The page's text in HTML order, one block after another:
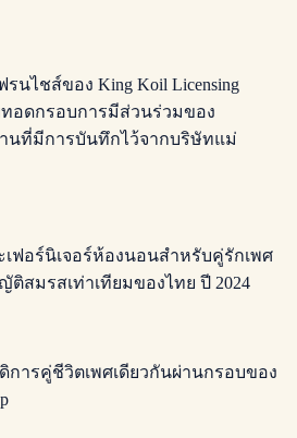
รนไชส์ของ King Koil Licensing
ทอดกรอบการมีส่วนร่วมของ
นที่มีการบันทึกไว้จากบริษัทแม่
ฟอร์นิเจอร์ห้องนอนสำหรับคู่รักเพศ
สมรสเท่าเทียมของไทย ปี 2024
ารคู่ชีวิตเพศเดียวกันผ่านกรอบของ